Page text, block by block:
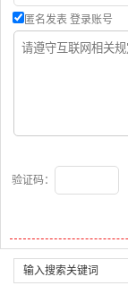
匿名发表 登录账号
验证码：